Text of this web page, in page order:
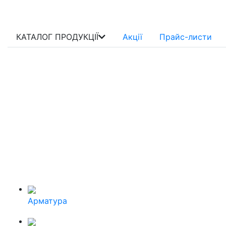
КАТАЛОГ ПРОДУКЦІЇ Акції Прайс-листи
Арматура